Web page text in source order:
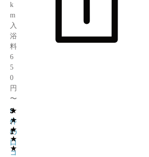
k
m
入
浴
料
6
5
0
円
〜
★
★
★
★
★
3
.
1
9
件
の
口
コ